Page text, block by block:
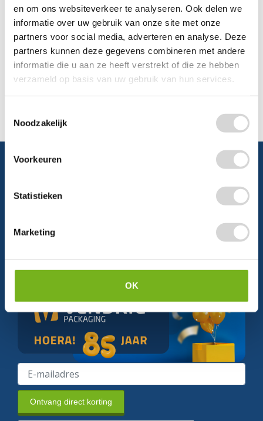
en om ons websiteverkeer te analyseren. Ook delen we
informatie over uw gebruik van onze site met onze
partners voor social media, adverteren en analyse. Deze
partners kunnen deze gegevens combineren met andere
informatie die u aan ze heeft verstrekt of die ze hebben
verzameld op basis van uw gebruik van hun services.
Noodzakelijk
Voorkeuren
Statistieken
Marketing
OK
Offerte aanvragen Vraag een speciale prijs op bij ons, wij
kijken naar de mogelijkheden.
Schrijf je in en ontvang direct
Krijg af en toe mails van ons
Ontvang direct korting